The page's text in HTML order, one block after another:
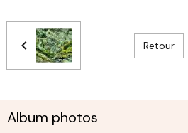
Retour
Album photos